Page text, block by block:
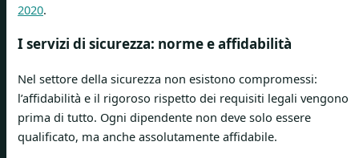
2020.
I servizi di sicurezza: norme e affidabilità
Nel settore della sicurezza non esistono compromessi:
l’affidabilità e il rigoroso rispetto dei requisiti legali vengono
prima di tutto. Ogni dipendente non deve solo essere
qualificato, ma anche assolutamente affidabile.